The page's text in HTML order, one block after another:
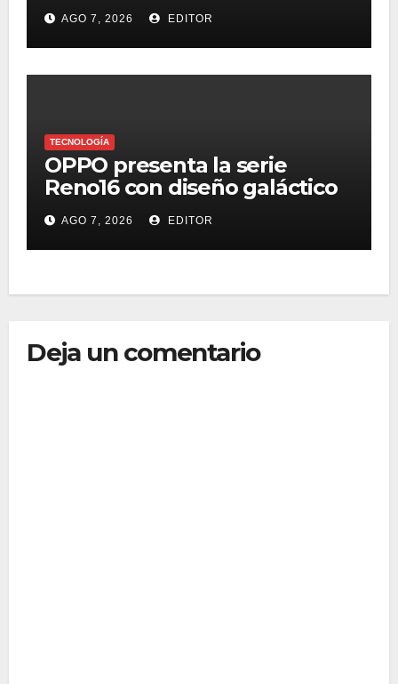
AGO 7, 2026 EDITOR
TECNOLOGÍA
OPPO presenta la serie
Reno16 con diseño galáctico
3D, zoom retrato pro 3.5x y
selfie ultra gran angular 50
MP
AGO 7, 2026 EDITOR
Deja un comentario